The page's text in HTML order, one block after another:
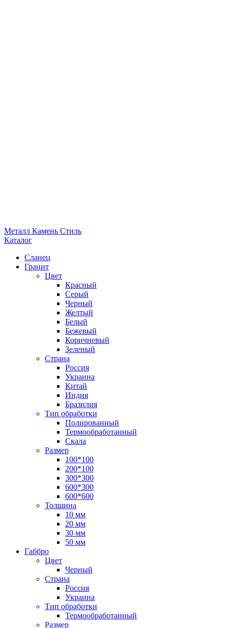
Металл Камень Стиль
Каталог
Сланец
Гранит
Цвет
Красный
Серый
Черный
Желтый
Белый
Бежевый
Коричневый
Зеленый
Страна
Россия
Украина
Китай
Индия
Бразилия
Тип обработки
Полированный
Термообработанный
Скала
Размер
100*100
200*100
300*300
600*300
600*600
Толщина
10 мм
20 мм
30 мм
50 мм
Габбро
Цвет
Черный
Страна
Россия
Украина
Тип обработки
Термообработанный
Размер